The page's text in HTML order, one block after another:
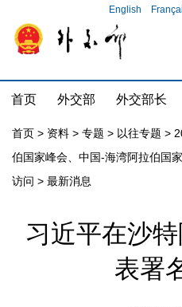
English
首页 外交部 外交部长
首页 > 资料 > 专题 > 以往专题 >
伯国家峰会、中国-海湾阿拉伯国
访问 > 最新消息
习近平在沙
表署